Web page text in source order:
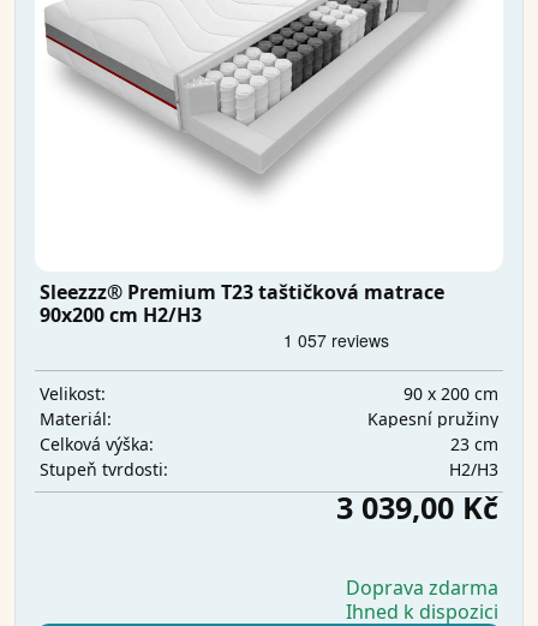
Sleezzz® Premium T23 taštičková matrace
90x200 cm H2/H3
Velikost:
90 x 200 cm
Materiál:
Kapesní pružiny
Celková výška:
23 cm
Stupeň tvrdosti:
H2/H3
3 039,00 Kč
Doprava zdarma
Ihned k dispozici